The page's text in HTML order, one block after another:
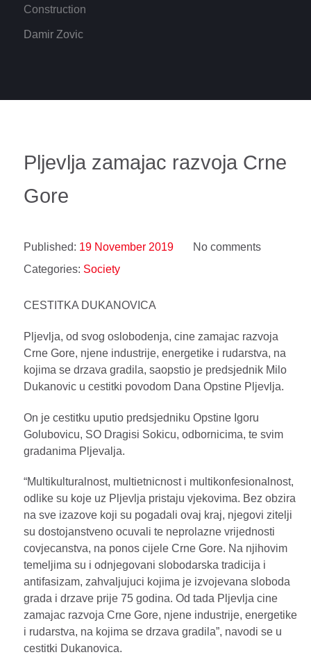
Construction
Damir Zovic
Pljevlja zamajac razvoja Crne
Gore
Published: 19 November 2019
No comments
Categories: Society
CESTITKA DUKANOVICA
Pljevlja, od svog oslobodenja, cine zamajac razvoja
Crne Gore, njene industrije, energetike i rudarstva, na
kojima se drzava gradila, saopstio je predsjednik Milo
Dukanovic u cestitki povodom Dana Opstine Pljevlja.
On je cestitku uputio predsjedniku Opstine Igoru
Golubovicu, SO Dragisi Sokicu, odbornicima, te svim
gradanima Pljevalja.
“Multikulturalnost, multietnicnost i multikonfesionalnost,
odlike su koje uz Pljevlja pristaju vjekovima. Bez obzira
na sve izazove koji su pogadali ovaj kraj, njegovi zitelji
su dostojanstveno ocuvali te neprolazne vrijednosti
covjecanstva, na ponos cijele Crne Gore. Na njihovim
temeljima su i odnjegovani slobodarska tradicija i
antifasizam, zahvaljujuci kojima je izvojevana sloboda
grada i drzave prije 75 godina. Od tada Pljevlja cine
zamajac razvoja Crne Gore, njene industrije, energetike
i rudarstva, na kojima se drzava gradila”, navodi se u
cestitki Dukanovica.